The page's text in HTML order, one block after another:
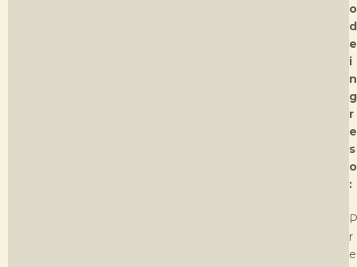
o
d
e
i
n
g
r
e
s
o
:
P
r
e